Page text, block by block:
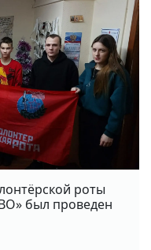
роты
был проведен